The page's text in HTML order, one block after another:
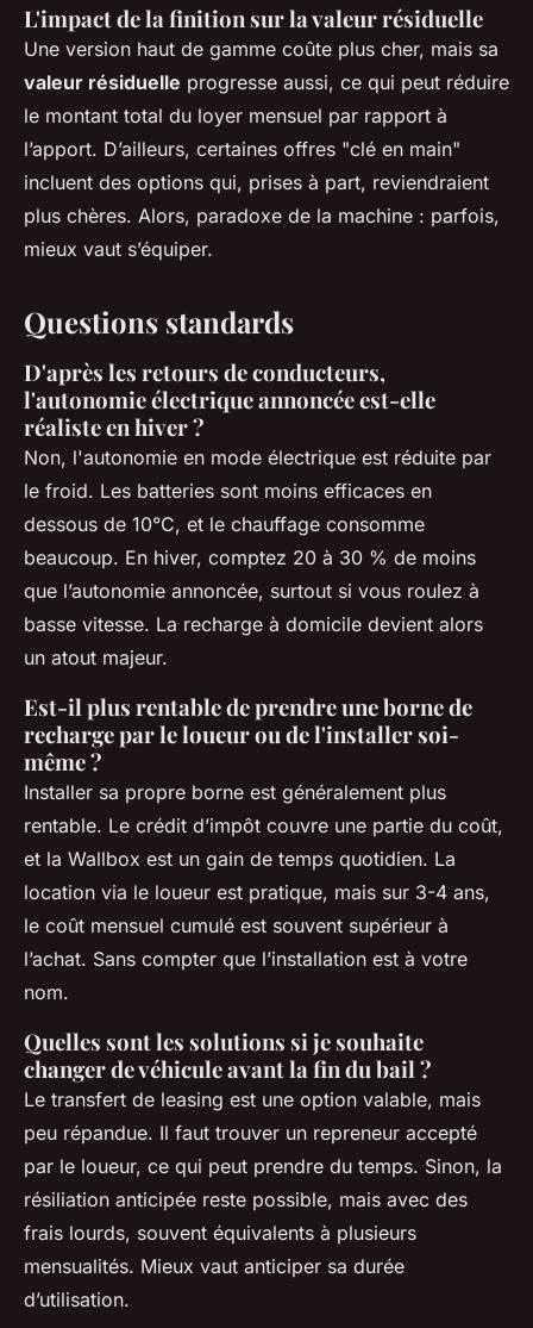
L'impact de la finition sur la valeur résiduelle
Une version haut de gamme coûte plus cher, mais sa
valeur résiduelle progresse aussi, ce qui peut réduire
le montant total du loyer mensuel par rapport à
l’apport. D’ailleurs, certaines offres "clé en main"
incluent des options qui, prises à part, reviendraient
plus chères. Alors, paradoxe de la machine : parfois,
mieux vaut s’équiper.
Questions standards
D'après les retours de conducteurs,
l'autonomie électrique annoncée est-elle
réaliste en hiver ?
Non, l'autonomie en mode électrique est réduite par
le froid. Les batteries sont moins efficaces en
dessous de 10°C, et le chauffage consomme
beaucoup. En hiver, comptez 20 à 30 % de moins
que l’autonomie annoncée, surtout si vous roulez à
basse vitesse. La recharge à domicile devient alors
un atout majeur.
Est-il plus rentable de prendre une borne de
recharge par le loueur ou de l'installer soi-
même ?
Installer sa propre borne est généralement plus
rentable. Le crédit d’impôt couvre une partie du coût,
et la Wallbox est un gain de temps quotidien. La
location via le loueur est pratique, mais sur 3-4 ans,
le coût mensuel cumulé est souvent supérieur à
l’achat. Sans compter que l’installation est à votre
nom.
Quelles sont les solutions si je souhaite
changer de véhicule avant la fin du bail ?
Le transfert de leasing est une option valable, mais
peu répandue. Il faut trouver un repreneur accepté
par le loueur, ce qui peut prendre du temps. Sinon, la
résiliation anticipée reste possible, mais avec des
frais lourds, souvent équivalents à plusieurs
mensualités. Mieux vaut anticiper sa durée
d’utilisation.